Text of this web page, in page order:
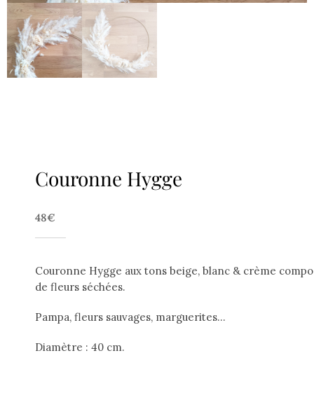
Couronne Hygge
48€
Couronne Hygge aux tons beige, blanc & crème
de fleurs séchées.
Pampa, fleurs sauvages, marguerites…
Diamètre : 40 cm.